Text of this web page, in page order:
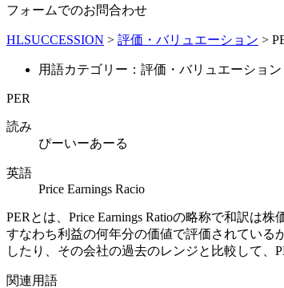
フォームでのお問合わせ
HLSUCCESSION > 評価・バリュエーション >
用語カテゴリー：評価・バリュエーション
PER
読み
ぴーいーあーる
英語
Price Earnings Racio
PERとは、Price Earnings Ratioの略称で和訳は
すなわち利益の何年分の価値で評価されている
したり、その会社の過去のレンジと比較して、
関連用語